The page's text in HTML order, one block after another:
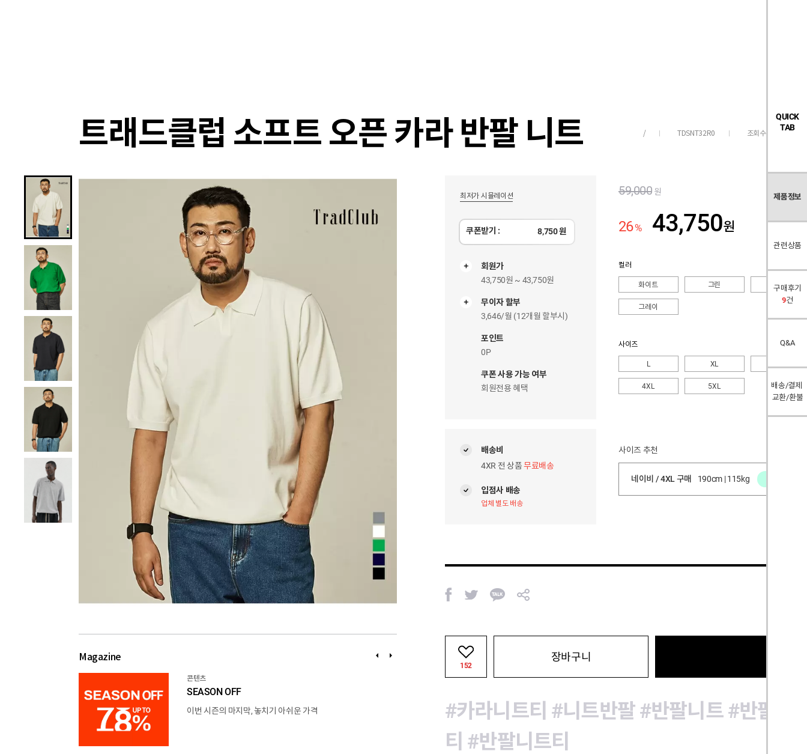
QUICK
TAB
제품정보
관련상품
구매후기
9건
Q&A
배송/결제
교환/환불
트래드클럽 소프트 오픈 카라 반팔 니트 / TDSNT32R0 조회수 18,869
Magazine
콘텐츠
SEASON OFF
이번 시즌의 마지막, 놓치기 아쉬운 가격
이
다
최저가 시뮬레이션
쿠폰받기 : 8,750원
회원가
43,750원 ~ 43,750원
무
무이자 할부
3,646/월 (12개월 할부시)
포인트
0P
쿠폰 사용 가능 여부
회원전용 혜택
배송비
4XR 전 상품무료배송
입점사 배송
업체 별도 배송
59,000 원
26% 43,750원
컬러
화이트 그린 네이비
그레이
사이즈
L XL
4XL 5XL
사이즈 추천
네이비 / 4XL 구매 190cm | 115kg
페
이
트
위
카
카
공
유
장바구니
152
#카라니트티 #니트반팔 #반팔니트 #반팔카
티 #반팔니트티